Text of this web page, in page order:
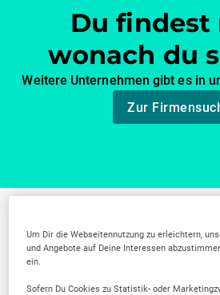
Du
wonach du
Weitere Unternehmen gibt es in
Zur
Weitere
Esslingen am
Um Dir die Webseitennutzung zu erleichtern,
und Angebote auf Deine Interessen
ein.
Sofern Du Cookies zu Statistik- oder